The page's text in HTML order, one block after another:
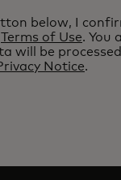
below, I
Terms of Use. You
will be
Notice.